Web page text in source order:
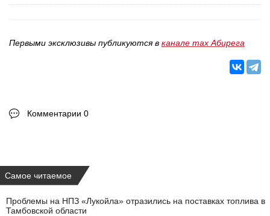
Первыми эксклюзивы публикуются в канале max Абирега
Комментарии 0
Самое читаемое
Проблемы на НПЗ «Лукойла» отразились на поставках топлива в
Тамбовской области